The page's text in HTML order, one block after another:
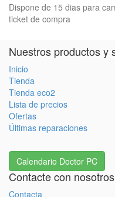
Dispone de 15 dias para
ticket de compra
Nuestros productos y
Inicio
Tienda
Tienda eco2
Lista de precios
Ofertas
Últimas reparaciones
Calendario Doctor PC
Contacte con nosotros
Contacta